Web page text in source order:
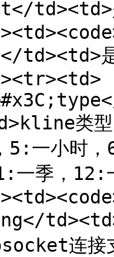
td><td>
类型
5:一小时
一季，
td><td>
连